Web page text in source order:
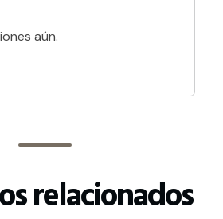
aún.
relacionados